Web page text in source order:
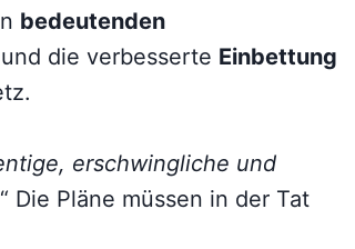
bedeutenden
und die verbesserte Einbettung
erschwingliche und
“ Die Pläne müssen in der Tat